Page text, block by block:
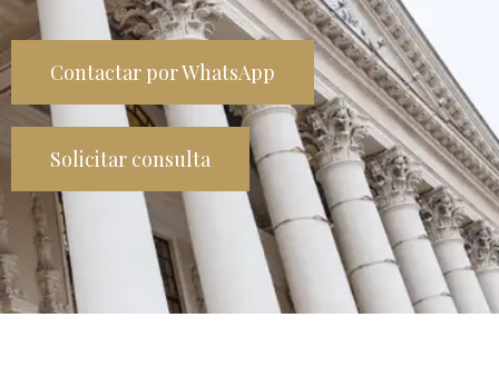
Contactar por WhatsApp
Solicitar consulta